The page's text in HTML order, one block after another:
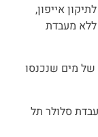
אייפון,
ללא מעבדת
של מים שנכנסו
סלולר תל